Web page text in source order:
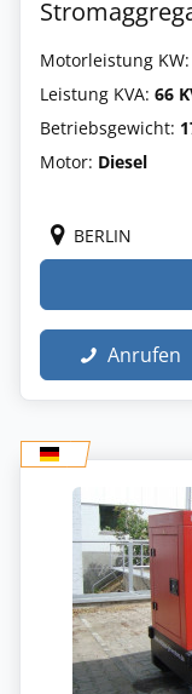
Motorleistung KW:
Leistung KVA: 66
Betriebsgewicht:
Motor: Diesel
BERLIN
Anrufen